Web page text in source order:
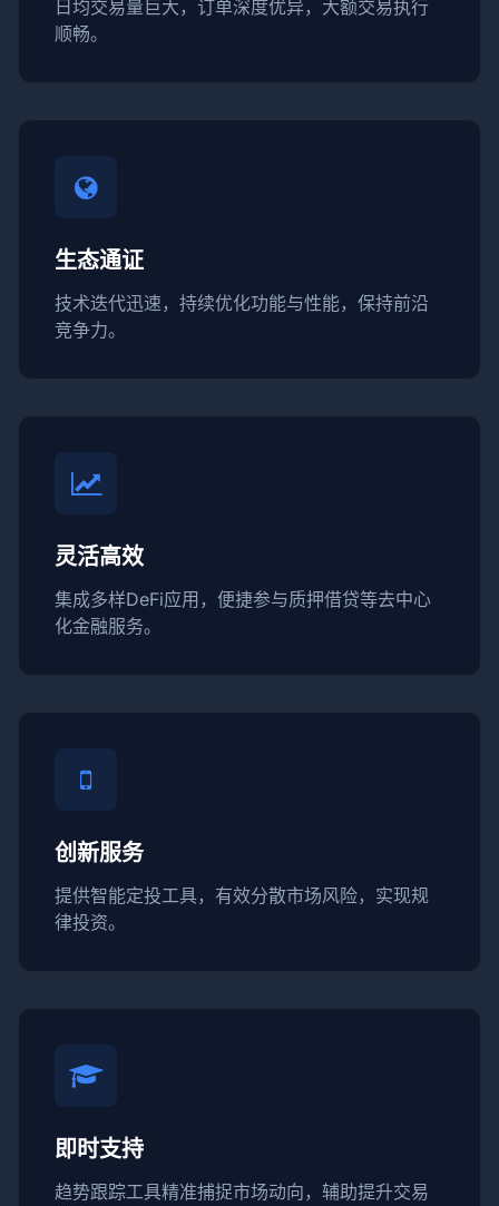
日均交易量巨大，订单深度优异，大额交易执行
顺畅。
生态通证
技术迭代迅速，持续优化功能与性能，保持前沿
竞争力。
灵活高效
集成多样DeFi应用，便捷参与质押借贷等去中心
化金融服务。
创新服务
提供智能定投工具，有效分散市场风险，实现规
律投资。
即时支持
趋势跟踪工具精准捕捉市场动向，辅助提升交易